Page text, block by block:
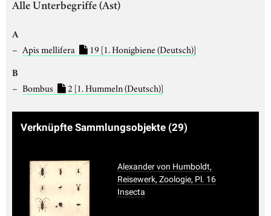
Alle Unterbegriffe (Ast)
A
Apis mellifera 19 [1. Honigbiene (Deutsch)]
B
Bombus 2 [1. Hummeln (Deutsch)]
Verknüpfte Sammlungsobjekte (29)
Alexander von Humboldt,
Reisewerk, Zoologie, Pl. 16
Insecta